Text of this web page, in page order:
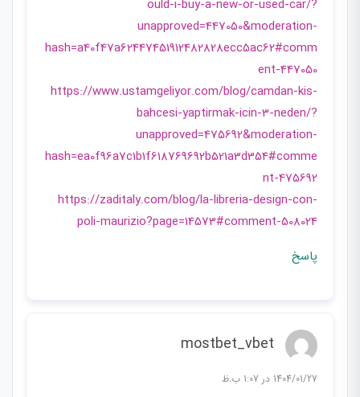
ould-i-buy-a-new-or-used-car/?
unapproved=447050&moderation-
hash=a40f47a62447451912482828ecc5ac62#comm
ent-447050
https://www.ustamgeliyor.com/blog/camdan-kis-
bahcesi-yaptirmak-icin-3-neden/?
unapproved=475692&moderation-
hash=ea0f96a7c1b1f618769692b521a3d354#comme
nt-475692
https://zaditaly.com/blog/la-libreria-design-con-
poli-maurizio?page=14573#comment-508024
پاسخ
mostbet_vbet
1404/01/27 در 1:07 ب.ظ